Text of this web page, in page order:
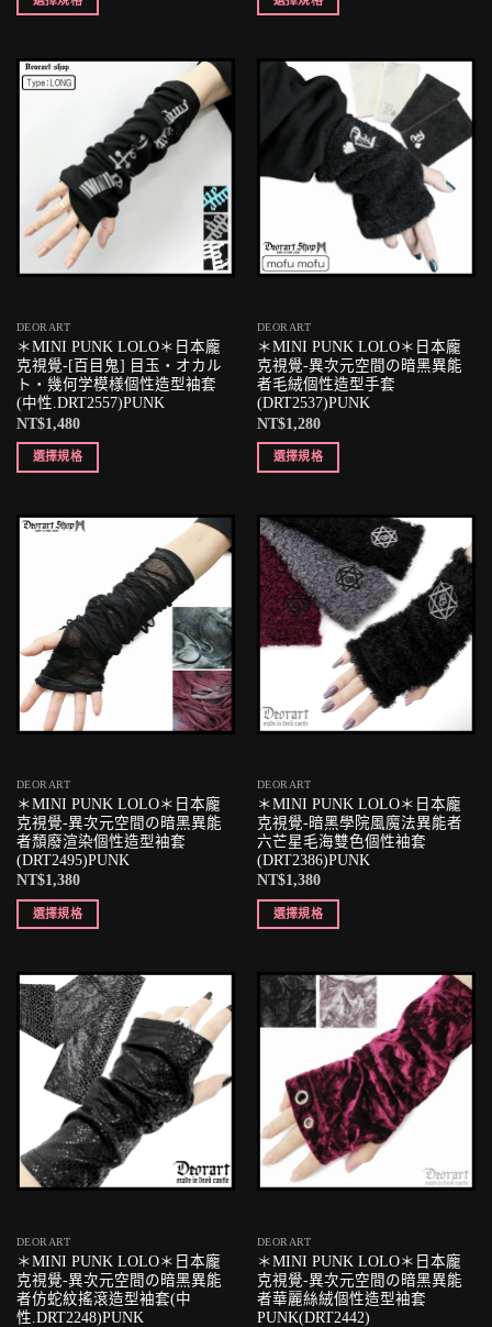
DEORART
＊MINI PUNK LOLO＊日本龐
克視覺-[百目鬼] 目玉・オカル
ト・幾何学模様個性造型袖套
(中性.DRT2557)PUNK
NT$1,480
選擇規格
DEORART
＊MINI PUNK LOLO＊日本龐
克視覺-異次元空間の暗黑異能
者毛絨個性造型手套
(DRT2537)PUNK
NT$1,280
選擇規格
DEORART
＊MINI PUNK LOLO＊日本龐
克視覺-異次元空間の暗黑異能
者頹廢渲染個性造型袖套
(DRT2495)PUNK
NT$1,380
選擇規格
DEORART
＊MINI PUNK LOLO＊日本龐
克視覺-暗黑學院風魔法異能者
六芒星毛海雙色個性袖套
(DRT2386)PUNK
NT$1,380
選擇規格
DEORART
＊MINI PUNK LOLO＊日本龐
克視覺-異次元空間の暗黑異能
者仿蛇紋搖滾造型袖套(中
性.DRT2248)PUNK
DEORART
＊MINI PUNK LOLO＊日本龐
克視覺-異次元空間の暗黑異能
者華麗絲絨個性造型袖套
PUNK(DRT2442)